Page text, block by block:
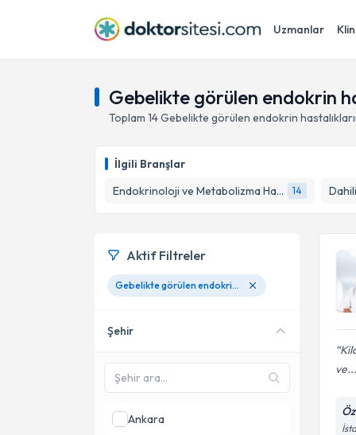
Uzmanlar
Gebelikte görülen endokrin
Toplam 14Gebelikte görülen endokrin
İlgili Branşlar
Endokrinoloji ve Metabolizma Hastalıkları
14
ve...
Aktif Filtreler
Gebelikte görülen endokrin hastalıklarının tedavisi
Şehir
Ankara